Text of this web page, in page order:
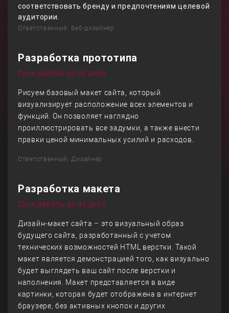
соответствовать бренду и предпочтениям целевой
аудитории.
Ответственный: Веб-дизайнер
Разработка прототипа
Срок работы до 3х дней
Рисуем базовый макет сайта, который
визуализирует расположение всех элементов и
функций. Он позволяет наглядно
проиллюстрировать все задумки, а также внести
правки ценой минимальных усилий и расходов.
Ответственный: Дизайнер
Разработка макета
Срок работы до 4х дней
Дизайн-макет сайта – это визуальный образ
будущего сайта, разработанный с учетом
технических возможностей HTML верстки. Такой
макет является демонстрацией того, как визуально
будет выглядеть ваш сайт после верстки и
наполнения. Макет представляется в виде
картинки, которая будет отображена в интернет
браузере, без активных кнопок и других